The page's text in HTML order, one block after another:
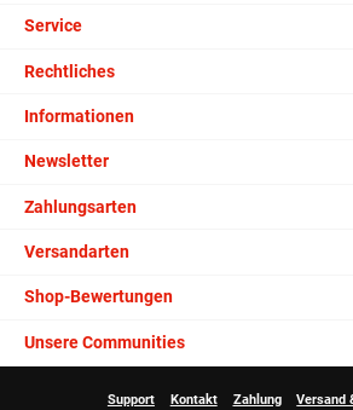
Service
Rechtliches
Informationen
Newsletter
Zahlungsarten
Versandarten
Shop-Bewertungen
Unsere Communities
Support Kontakt Zahlung Versand